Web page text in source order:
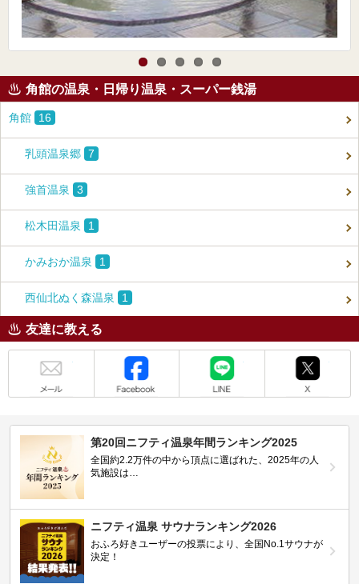
角館の温泉・日帰り温泉・スーパー銭湯
角館 16
乳頭温泉郷 7
強首温泉 3
松木田温泉 1
かみおか温泉 1
西仙北ぬく森温泉 1
友達に教える
第20回ニフティ温泉年間ランキング2025
全国約2.2万件の中から頂点に選ばれた、2025年の人
気施設は…
ニフティ温泉 サウナランキング2026
おふろ好きユーザーの投票により、全国No.1サウナが
決定！